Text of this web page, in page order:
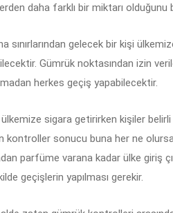
daha farklı bir miktarı olduğunu
sınırlarından gelecek bir kişi
Gümrük noktasından izin
herkes geçiş yapabilecektir.
sigara getirirken kişiler belirli
kontroller sonucu buna her ne
parfüme varana kadar ülke giriş
geçişlerin yapılması gerekir.